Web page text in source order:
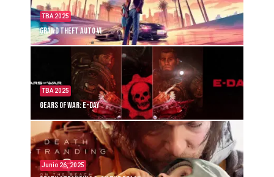
TBA 2025
Grand Theft Auto VI
TBA 2025
Gears of War: E-Day
Junio 26, 2025